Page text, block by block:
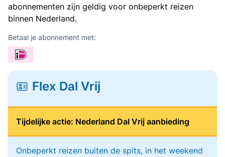
abonnementen zijn geldig voor onbeperkt reizen
binnen Nederland.
Betaal je abonnement met:
Flex Dal Vrij
Tijdelijke actie: Nederland Dal Vrij aanbieding
Onbeperkt reizen buiten de spits, in het weekend